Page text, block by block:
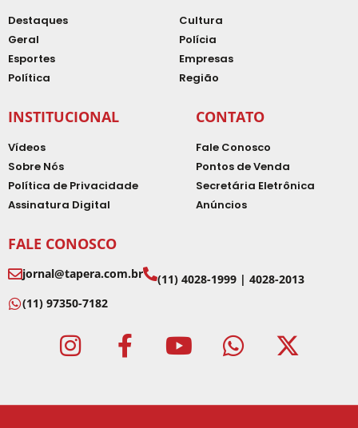
Destaques
Geral
Esportes
Política
Cultura
Polícia
Empresas
Região
INSTITUCIONAL
Vídeos
Sobre Nós
Política de Privacidade
Assinatura Digital
CONTATO
Fale Conosco
Pontos de Venda
Secretária Eletrônica
Anúncios
FALE CONOSCO
jornal@tapera.com.br
(11) 4028-1999 | 4028-2013
(11) 97350-7182